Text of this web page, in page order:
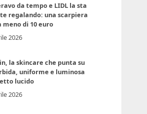
da tempo e LIDL la sta
regalando: una scarpiera
meno di 10 euro
2026
la skincare che punta su
uniforme e luminosa
lucido
2026